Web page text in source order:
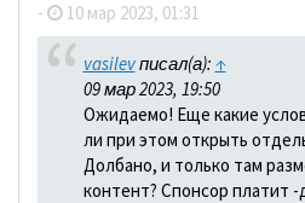
- 10 мар 2023, 01:31
vasilevписал(а): ↑
09 мар 2023, 19:50
Ожидаемо! Еще какие
ли при этом открыть
Долбано, и только там
контент? Спонсор платит